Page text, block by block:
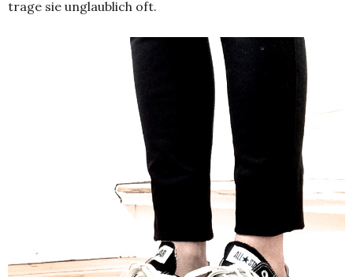
trage sie unglaublich oft.